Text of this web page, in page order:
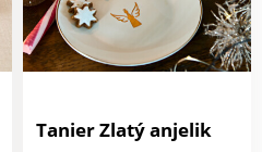
Tanier Zlatý anjelik